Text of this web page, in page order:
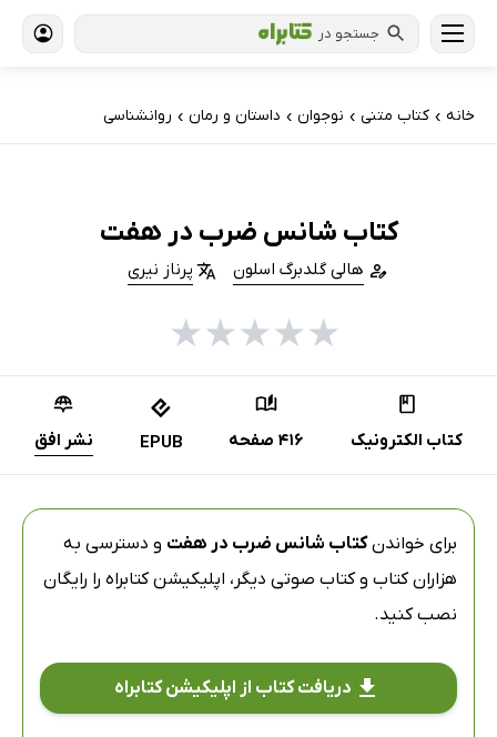
جستجو در
خانه › کتاب‌ متنی › نوجوان › داستان و رمان › روانشناسی
کتاب شانس ضرب در هفت
هالی گلدبرگ اسلون پرناز نیری
★
★
★
★
★
کتاب الکترونیک 416 صفحه EPUB نشر افق
برای خواندنکتاب شانس ضرب در هفت و دسترسی به
هزاران کتاب و کتاب صوتی دیگر، اپلیکیشن کتابراه را رایگان
نصب کنید.
دریافت کتاب از اپلیکیشن کتابراه